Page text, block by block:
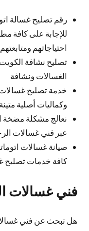
للإجابة على كافة
احتياجاتهم ومتابعتهم
تصليح نشافة
الغسالات ونشافة
خدمة تصليح غسالات
وكماليات أصلية
نعالج مشكلة مضخة
عبر فني غسالات
صيانة غسالات
كافة خدمات تصليح
فني غسالات
هل تبحث عن فني